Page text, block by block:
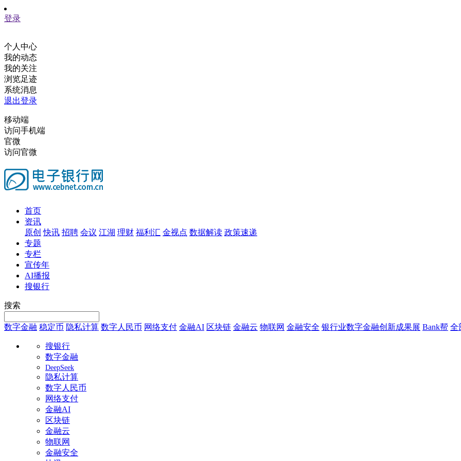
登录
个人中心
我的动态
我的关注
浏览足迹
系统消息
退出登录
移动端
访问手机端
官微
访问官微
首页
资讯
原创 快讯 招聘 会议 江湖 理财 福利汇 金视点 数据解读 政策速递
专题
专栏
宣传年
AI播报
搜银行
搜索
数字金融 稳定币 隐私计算 数字人民币 网络支付 金融AI 区块链 金融云 物联网 金融安全 银行业数字金融创新成果展 Bank帮 全
搜银行
数字金融
DeepSeek
隐私计算
数字人民币
网络支付
金融AI
区块链
金融云
物联网
金融安全